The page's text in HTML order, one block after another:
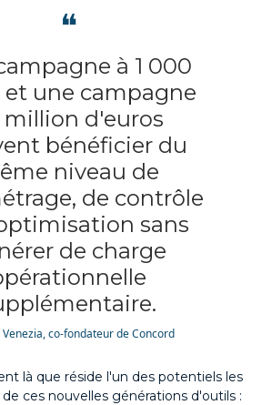
❝
à 1 000
et une campagne
million d'euros
bénéficier du
niveau de
de contrôle
sans
de charge
co-fondateur de Concord
là que réside l'un des potentiels les
ces nouvelles générations d'outils :